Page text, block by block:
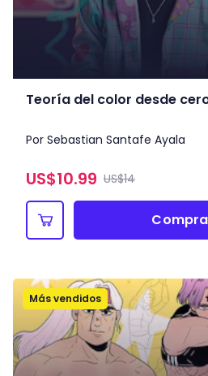
Teoría del color desde
Por Sebastian Santafe Ayala
US$10.99 US$14
Más vendidos